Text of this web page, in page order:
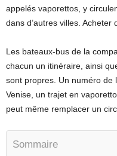
appelés vaporettos, y
dans d’autres villes. Acheter
Les bateaux-bus de la
chacun un itinéraire, ainsi
sont propres. Un numéro de
Venise, un trajet en
peut même remplacer un
Sommaire